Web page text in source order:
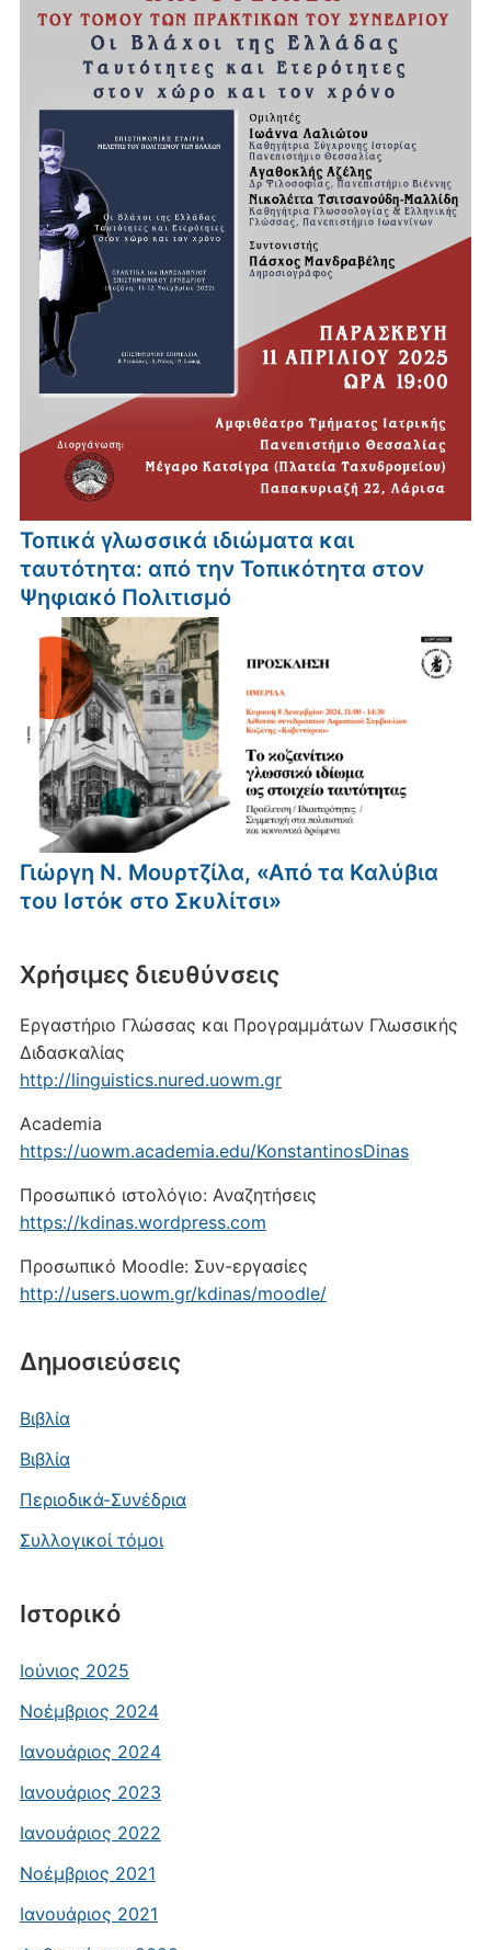
Τοπικά γλωσσικά ιδιώματα και
ταυτότητα: από την Τοπικότητα στον
Ψηφιακό Πολιτισμό
Γιώργη Ν. Μουρτζίλα, «Από τα Καλύβια
του Ιστόκ στο Σκυλίτσι»
Xρήσιμες διευθύνσεις
Εργαστήριο Γλώσσας και Προγραμμάτων Γλωσσικής
Διδασκαλίας
http://linguistics.nured.uowm.gr
Academia
https://uowm.academia.edu/KonstantinosDinas
Προσωπικό ιστολόγιο: Αναζητήσεις
https://kdinas.wordpress.com
Προσωπικό Moodle: Συν-εργασίες
http://users.uowm.gr/kdinas/moodle/
Δημοσιεύσεις
Βιβλία
Βιβλία
Περιοδικά-Συνέδρια
Συλλογικοί τόμοι
Ιστορικό
Ιούνιος 2025
Νοέμβριος 2024
Ιανουάριος 2024
Ιανουάριος 2023
Ιανουάριος 2022
Νοέμβριος 2021
Ιανουάριος 2021